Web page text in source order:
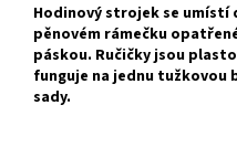
Hodinový strojek se
pěnovém rámečku
páskou. Ručičky jsou
funguje na jednu
sady.